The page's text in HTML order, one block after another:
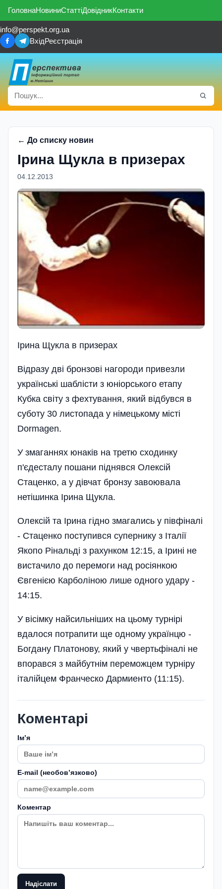
ГоловнаНовиниСтаттіДовідникКонтакти
info@perspekt.org.ua
ВхідРеєстрація
← До списку новин
Ірина Щукла в призерах
04.12.2013
Ірина Щукла в призерах
Відразу дві бронзові нагороди привезли
українські шаблісти з юніорського етапу
Кубка світу з фехтування, який відбувся в
суботу 30 листопада у німецькому місті
Dormagen.
У змаганнях юнаків на третю сходинку
п'єдесталу пошани піднявся Олексій
Стаценко, а у дівчат бронзу завоювала
нетішинка Ірина Щукла.
Олексій та Ірина гідно змагались у півфіналі
- Стаценко поступився супернику з Італії
Якопо Рінальді з рахунком 12:15, а Ірині не
вистачило до перемоги над росіянкою
Євгенією Карболіною лише одного удару -
14:15.
У вісімку найсильніших на цьому турнірі
вдалося потрапити ще одному українцю -
Богдану Платонову, який у чвертьфіналі не
впорався з майбутнім переможцем турніру
італійцем Франческо Дармиенто (11:15).
Коментарі
Імʼя
E-mail (необовʼязково)
Коментар
Надіслати